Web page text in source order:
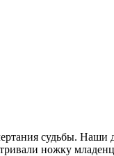
судьбы.
ножку